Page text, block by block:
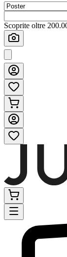
Scoprite oltre